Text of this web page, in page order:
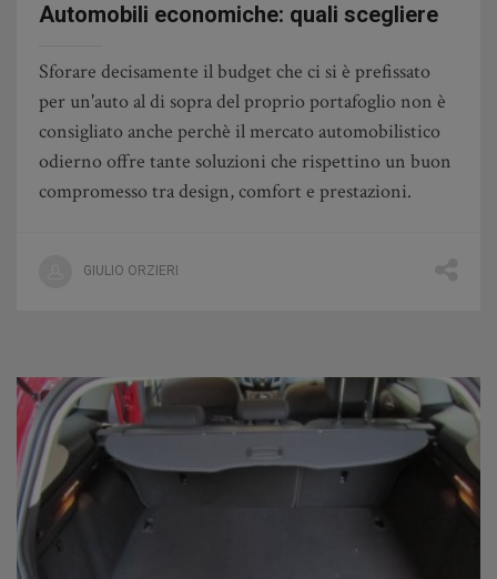
Automobili economiche: quali scegliere
Sforare decisamente il budget che ci si è prefissato
per un'auto al di sopra del proprio portafoglio non è
consigliato anche perchè il mercato automobilistico
odierno offre tante soluzioni che rispettino un buon
compromesso tra design, comfort e prestazioni.
GIULIO ORZIERI